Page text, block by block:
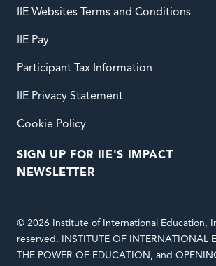
IIE Websites Terms and Conditions
IIE Pay
Participant Tax Information
IIE Privacy Statement
Cookie Policy
SIGN UP FOR IIE'S IMPACT
NEWSLETTER
© 2026 Institute of International Education,
reserved. INSTITUTE OF INTERNATIONAL
THE POWER OF EDUCATION, and